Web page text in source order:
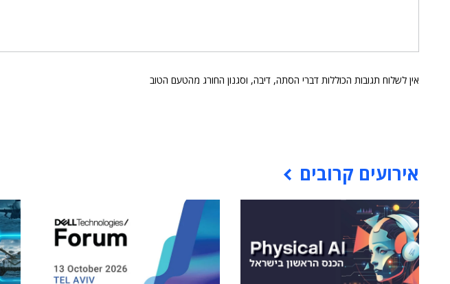
אין לשלוח תגובות הכוללות דברי הסתה, דיבה, וסגנון החורג מהטעם הטוב
אירועים קרובים